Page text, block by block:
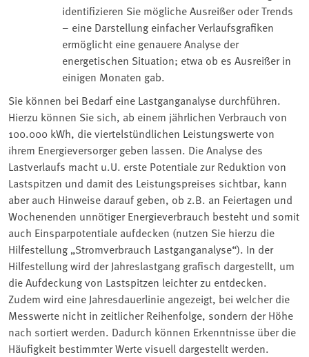
identifizieren Sie mögliche Ausreißer oder Trends
– eine Darstellung einfacher Verlaufsgrafiken
ermöglicht eine genauere Analyse der
energetischen Situation; etwa ob es Ausreißer in
einigen Monaten gab.
Sie können bei Bedarf eine Lastganganalyse durchführen.
Hierzu können Sie sich, ab einem jährlichen Verbrauch von
100.000 kWh, die viertelstündlichen Leistungswerte von
ihrem Energieversorger geben lassen. Die Analyse des
Lastverlaufs macht u.U. erste Potentiale zur Reduktion von
Lastspitzen und damit des Leistungspreises sichtbar, kann
aber auch Hinweise darauf geben, ob z.B. an Feiertagen und
Wochenenden unnötiger Energieverbrauch besteht und somit
auch Einsparpotentiale aufdecken (nutzen Sie hierzu die
Hilfestellung „Stromverbrauch Lastganganalyse“). In der
Hilfestellung wird der Jahreslastgang grafisch dargestellt, um
die Aufdeckung von Lastspitzen leichter zu entdecken.
Zudem wird eine Jahresdauerlinie angezeigt, bei welcher die
Messwerte nicht in zeitlicher Reihenfolge, sondern der Höhe
nach sortiert werden. Dadurch können Erkenntnisse über die
Häufigkeit bestimmter Werte visuell dargestellt werden.